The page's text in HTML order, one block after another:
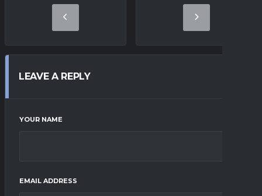
LEAVE A REPLY
YOUR NAME
EMAIL ADDRESS